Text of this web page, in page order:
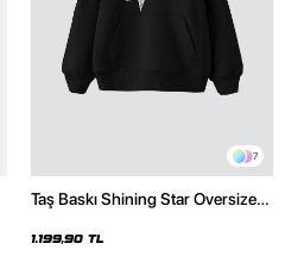
7
Taş Baskı Shining Star Oversize
1.199,90 TL